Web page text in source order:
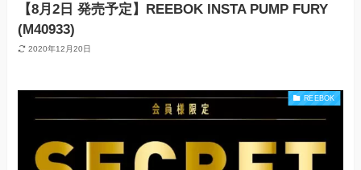
【8月2日 発売予定】REEBOK INSTA PUMP FURY
(M40933)
2020年12月20日
REEBOK